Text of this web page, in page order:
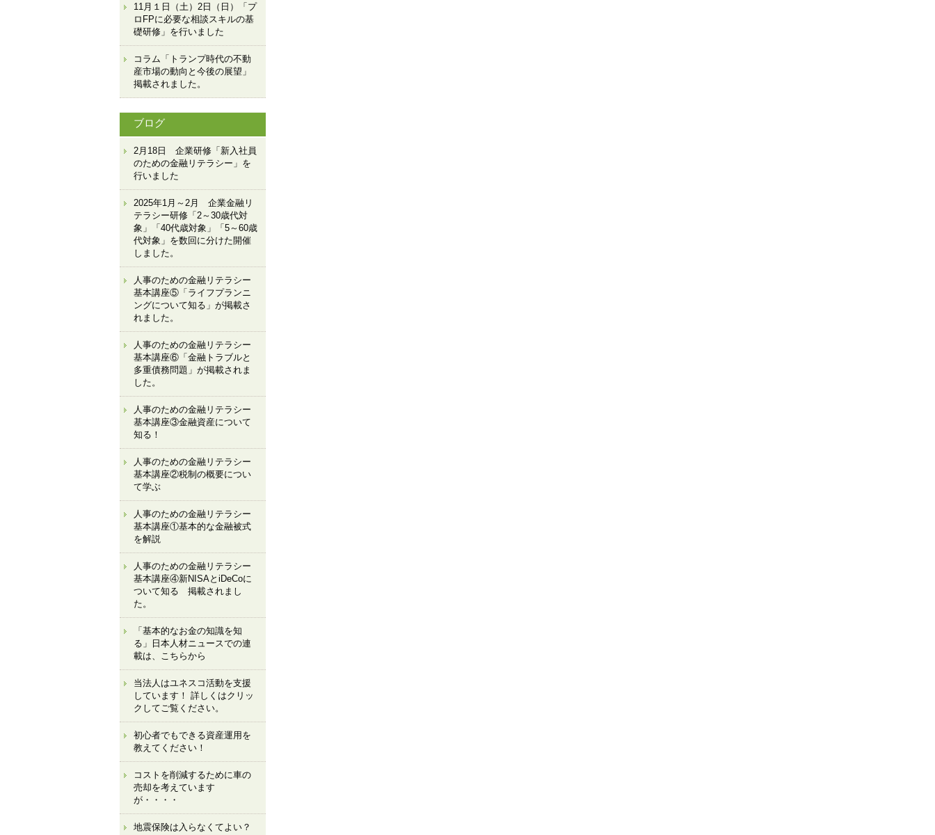
11月１日（土）2日（日）「プ
ロFPに必要な相談スキルの基
礎研修」を行いました
コラム「トランプ時代の不動
産市場の動向と今後の展望」
掲載されました。
ブログ
2月18日 企業研修「新入社員
のための金融リテラシー」を
行いました
2025年1月～2月 企業金融リ
テラシー研修「2～30歳代対
象」「40代歳対象」「5～60歳
代対象」を数回に分けた開催
しました。
人事のための金融リテラシー
基本講座⑤「ライフプランニ
ングについて知る」が掲載さ
れました。
人事のための金融リテラシー
基本講座⑥「金融トラブルと
多重債務問題」が掲載されま
した。
人事のための金融リテラシー
基本講座③金融資産について
知る！
人事のための金融リテラシー
基本講座②税制の概要につい
て学ぶ
人事のための金融リテラシー
基本講座①基本的な金融被式
を解説
人事のための金融リテラシー
基本講座④新NISAとiDeCoに
ついて知る 掲載されまし
た。
「基本的なお金の知識を知
る」日本人材ニュースでの連
載は、こちらから
当法人はユネスコ活動を支援
しています！ 詳しくはクリッ
クしてご覧ください。
初心者でもできる資産運用を
教えてください！
コストを削減するために車の
売却を考えています
が・・・・
地震保険は入らなくてよい？